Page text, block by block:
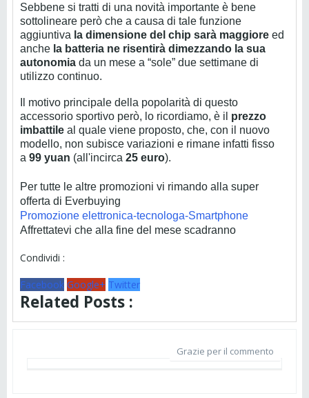
Sebbene si tratti di una novità importante è bene
sottolineare però che a causa di tale funzione
aggiuntiva la dimensione del chip sarà maggiore ed
anche la batteria ne risentirà dimezzando la sua
autonomia da un mese a “sole” due settimane di
utilizzo continuo.
Il motivo principale della popolarità di questo
accessorio sportivo però, lo ricordiamo, è il prezzo
imbattile al quale viene proposto, che, con il nuovo
modello, non subisce variazioni e rimane infatti fisso
a 99 yuan (all'incirca 25 euro).
Per tutte le altre promozioni vi rimando alla super
offerta di Everbuying
Promozione elettronica-tecnologa-Smartphone
Affrettatevi che alla fine del mese scadranno
Condividi :
Facebook Google+ Twitter
Related Posts :
Grazie per il commento